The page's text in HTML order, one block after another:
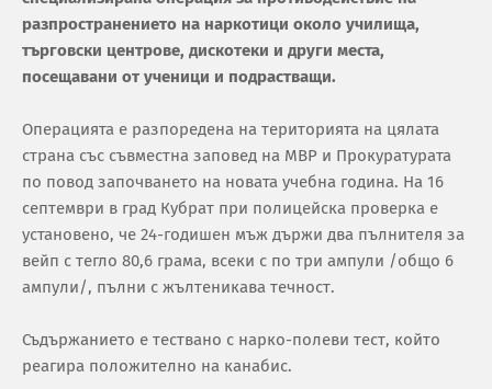
разпространението на наркотици около училища,
търговски центрове, дискотеки и други места,
посещавани от ученици и подрастващи.
Операцията е разпоредена на територията на цялата
страна със съвместна заповед на МВР и Прокуратурата
по повод започването на новата учебна година. На 16
септември в град Кубрат при полицейска проверка е
установено, че 24-годишен мъж държи два пълнителя за
вейп с тегло 80,6 грама, всеки с по три ампули /общо 6
ампули/, пълни с жълтеникава течност.
Съдържанието е тествано с нарко-полеви тест, който
реагира положително на канабис.